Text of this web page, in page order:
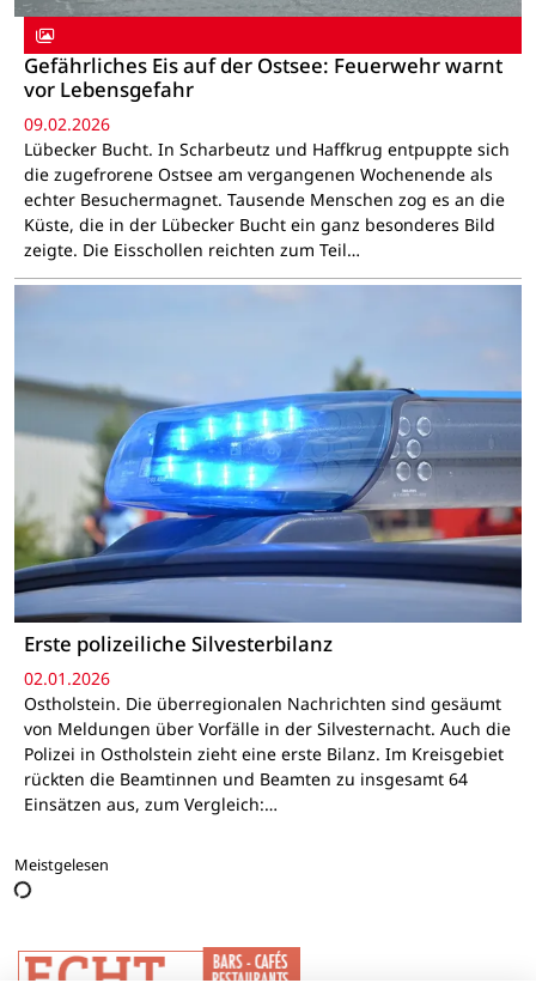
Gefährliches Eis auf der Ostsee: Feuerwehr warnt
vor Lebensgefahr
09.02.2026
Lübecker Bucht. In Scharbeutz und Haffkrug entpuppte sich
die zugefrorene Ostsee am vergangenen Wochenende als
echter Besuchermagnet. Tausende Menschen zog es an die
Küste, die in der Lübecker Bucht ein ganz besonderes Bild
zeigte. Die Eisschollen reichten zum Teil…
Erste polizeiliche Silvesterbilanz
02.01.2026
Ostholstein. Die überregionalen Nachrichten sind gesäumt
von Meldungen über Vorfälle in der Silvesternacht. Auch die
Polizei in Ostholstein zieht eine erste Bilanz. Im Kreisgebiet
rückten die Beamtinnen und Beamten zu insgesamt 64
Einsätzen aus, zum Vergleich:…
Meistgelesen